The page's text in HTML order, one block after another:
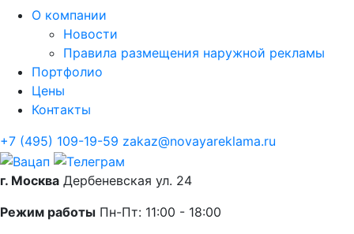
О компании
Новости
Правила размещения наружной рекламы
Портфолио
Цены
Контакты
+7 (495) 109-19-59 zakaz@novayareklama.ru
г. Москва Дербеневская ул. 24
Режим работы Пн-Пт: 11:00 - 18:00